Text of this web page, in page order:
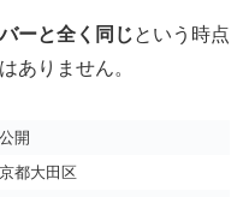
ーと全く同じという時点
ありません。
開
都大田区